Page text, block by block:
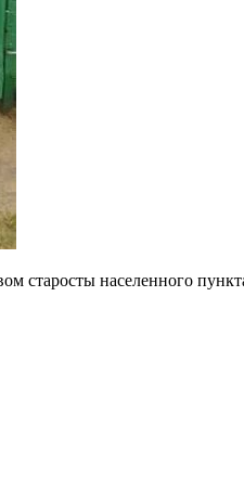
старосты населенного